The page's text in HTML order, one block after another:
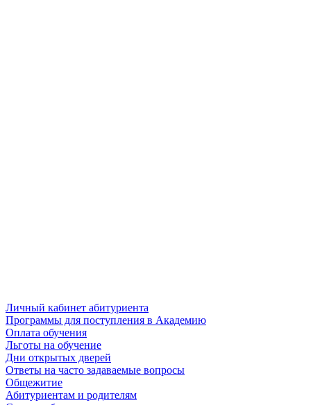
Личный кабинет абитуриента
Программы для поступления в Академию
Оплата обучения
Льготы на обучение
Дни открытых дверей
Ответы на часто задаваемые вопросы
Общежитие
Абитуриентам и родителям